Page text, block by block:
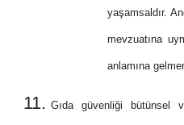
yaşamsaldır.
mevzuatına
anlamına
Gıda güvenliği bütünsel